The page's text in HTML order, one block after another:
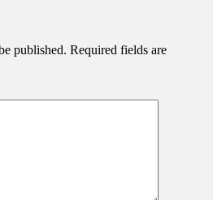
published. Required fields are